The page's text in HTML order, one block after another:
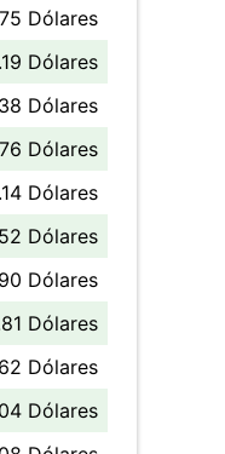
Dólares
Dólares
Dólares
Dólares
Dólares
Dólares
Dólares
Dólares
Dólares
Dólares